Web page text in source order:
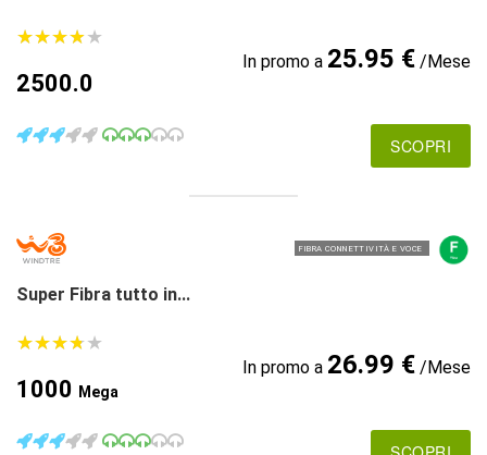
★★★★★
★★★★★
2500.0
In promo a 25.95 €/Mese
SCOPRI
FIBRA CONNETTIVITÀ E VOCE
Super Fibra tutto in...
★★★★★
★★★★★
1000 Mega
In promo a 26.99 €/Mese